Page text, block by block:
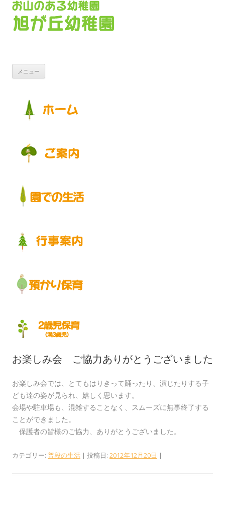
メニュー
お楽しみ会 ご協力ありがとうございました
お楽しみ会では、とてもはりきって踊ったり、演じたりする子
ども達の姿が見られ、嬉しく思います。
会場や駐車場も、混雑することなく、スムーズに無事終了する
ことができました。
保護者の皆様のご協力、ありがとうございました。
カテゴリー: 普段の生活 | 投稿日: 2012年12月20日 |